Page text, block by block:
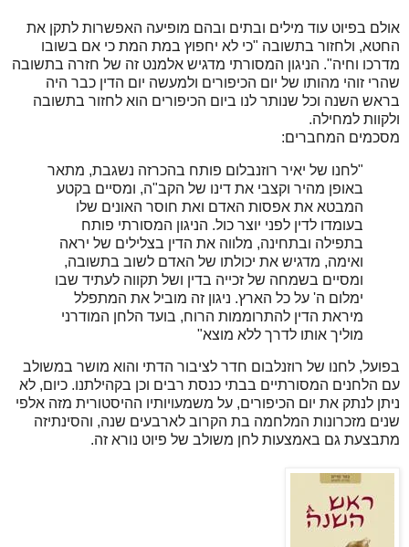
אולם בפיוט עוד מילים ובתים ובהם מופיעה האפשרות לתקן את
החטא, ולחזור בתשובה "כי לא יחפוץ במת המת כי אם בשובו
מדרכו וחיה". הניגון המסורתי מדגיש אלמנט זה של חזרה בתשובה
שהרי זוהי מהותו של יום הכיפורים ולמעשה יום הדין כבר היה
בראש השנה וכל שנותר לנו ביום הכיפורים הוא לחזור בתשובה
ולקוות למחילה.
מסכמים המחברים:
"לחנו של יאיר רוזנבלום פותח בהכרזה נשגבת, מתאר
באופן מהיר וקצבי את דינו של הקב"ה, ומסיים בקטע
המבטא את אפסות האדם ואת חוסר האונים שלו
בעומדו לדין לפני יוצר כול. הניגון המסורתי פותח
בתפילה ובתחינה, מלווה את הדין בצלילים של יראה
ואימה, מדגיש את יכולתו של האדם לשוב בתשובה,
ומסיים בשמחה של זכייה בדין ושל תקווה לעתיד שבו
ימלום ה' על כל הארץ. ניגון זה מוביל את המתפלל
מיראת הדין להתרוממות הרוח, בועד הלחן המודרני
מוליך אותו לדרך ללא מוצא"
בפועל, לחנו של רוזנלבום חדר לציבור הדתי והוא מושר במשולב
עם הלחנים המסורתיים בבתי כנסת רבים וכן בקהילתנו. כיום, לא
ניתן לנתק את יום הכיפורים, על משמעויותיו ההיסטורית מזה אלפי
שנים מזכרונות המלחמה בת הקרוב לארבעים שנה, והסינתיזה
מתבצעת גם באמצעות לחן משולב של פיוט נורא זה.